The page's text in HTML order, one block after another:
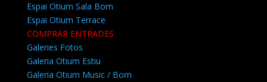
Espai Otium Sala Born
Espai Otium Terrace
COMPRAR ENTRADES
Galeries Fotos
Galeria Otium Estiu
Galeria Otium Music / Born